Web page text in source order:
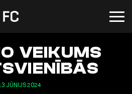
VEIKUMS
JŪNIJS 2024